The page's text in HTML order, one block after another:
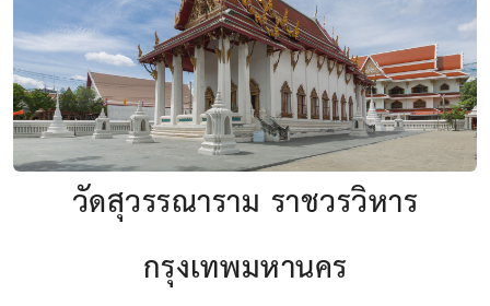
วัดสุวรรณาราม ราชวรวิหาร
กรุงเทพมหานคร